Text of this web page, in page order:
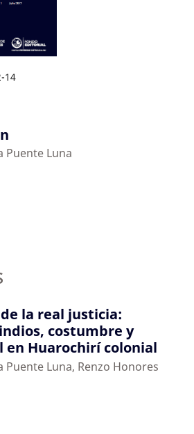
14
Puente Luna
la real justicia:
costumbre y
en Huarochirí colonial
Puente Luna, Renzo Honores